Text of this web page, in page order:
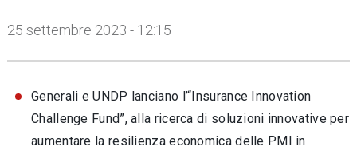
25 settembre 2023 - 12:15
Generali e UNDP lanciano l’“Insurance Innovation
Challenge Fund”, alla ricerca di soluzioni innovative per
aumentare la resilienza economica delle PMI in